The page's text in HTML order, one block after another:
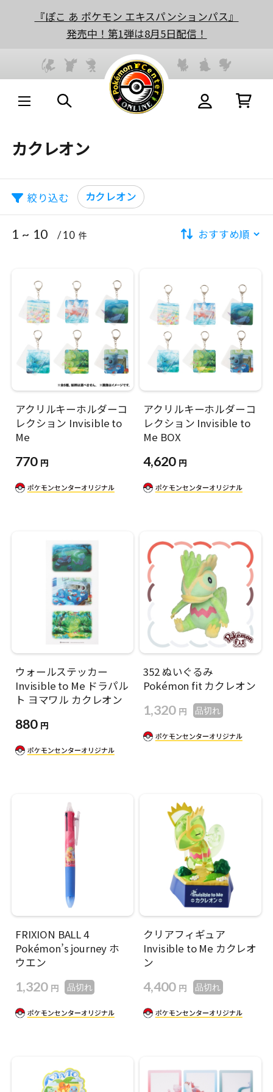
『ぽこ あ ポケモン エキスパンションパス』
発売中！第1弾は8月5日配信！
カクレオン
絞り込む カクレオン
1 ~ 10 / 10 件
アクリルキーホルダーコ
レクション Invisible to
Me
770 円
アクリルキーホルダーコ
レクション Invisible to
Me BOX
4,620 円
ウォールステッカー
Invisible to Me ドラパル
ト ヨマワル カクレオン
880 円
352 ぬいぐるみ
Pokémon fit カクレオン
1,320 円 品切れ
FRIXION BALL 4
Pokémon’s journey ホ
ウエン
1,320 円 品切れ
クリアフィギュア
Invisible to Me カクレオ
ン
4,400 円 品切れ